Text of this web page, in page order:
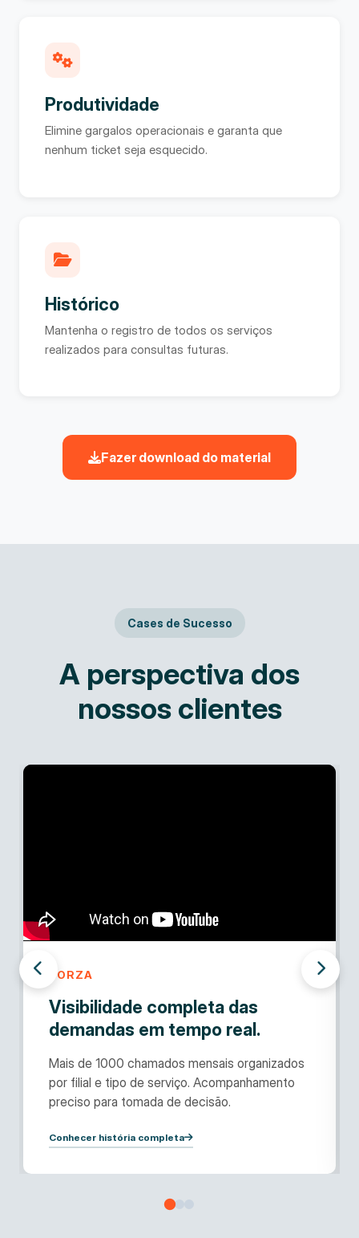
Produtividade
Elimine gargalos operacionais e garanta que
nenhum ticket seja esquecido.
Histórico
Mantenha o registro de todos os serviços
realizados para consultas futuras.
Fazer download do material
Cases de Sucesso
A perspectiva dos
nossos clientes
FORZA
Visibilidade completa das
demandas em tempo real.
Mais de 1000 chamados mensais organizados
por filial e tipo de serviço. Acompanhamento
preciso para tomada de decisão.
Conhecer história completa